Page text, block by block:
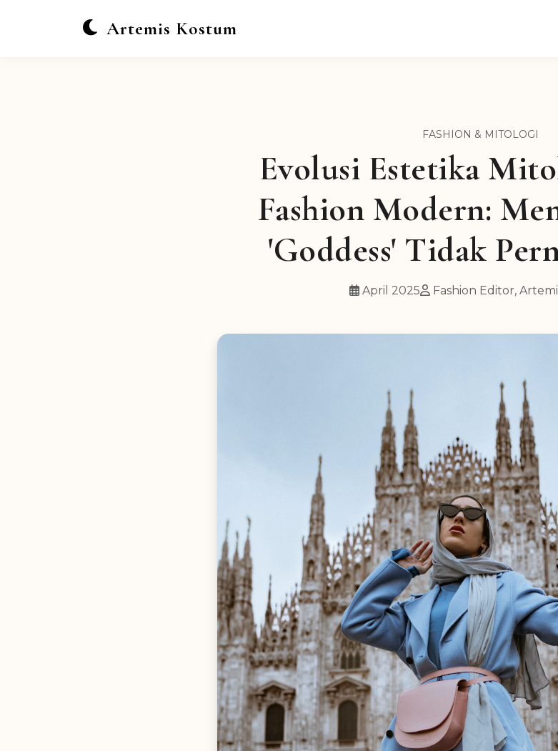
Artemis Kostum
FASHION & MITOLOGI
Evolusi Estetika
Fashion Modern:
'Goddess' Tidak
April 2025 Fashion Editor,